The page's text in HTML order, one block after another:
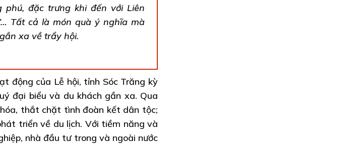
phú, đặc trưng khi đến với Liên
Tất cả là món quà ý nghĩa mà
xa về trẩy hội.
động của Lễ hội, tỉnh Sóc Trăng kỳ
đại biểu và du khách gần xa. Qua
thắt chặt tình đoàn kết dân tộc;
triển về du lịch. Với tiềm năng và
nhà đầu tư trong và ngoài nước